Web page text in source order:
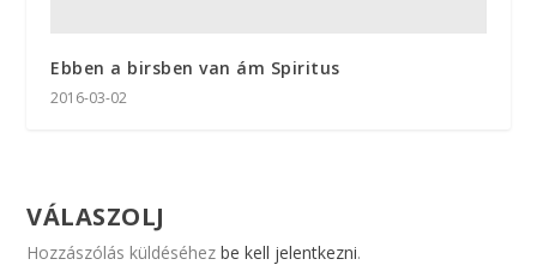
Ebben a birsben van ám Spiritus
2016-03-02
VÁLASZOLJ
Hozzászólás küldéséhezbe kell jelentkezni.